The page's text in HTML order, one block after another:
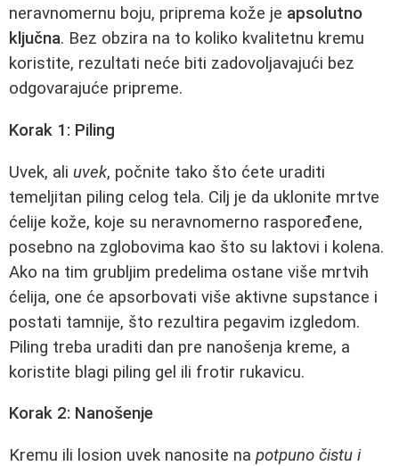
neravnomernu boju, priprema kože je apsolutno
ključna. Bez obzira na to koliko kvalitetnu kremu
koristite, rezultati neće biti zadovoljavajući bez
odgovarajuće pripreme.
Korak 1: Piling
Uvek, ali uvek, počnite tako što ćete uraditi
temeljitan piling celog tela. Cilj je da uklonite mrtve
ćelije kože, koje su neravnomerno raspoređene,
posebno na zglobovima kao što su laktovi i kolena.
Ako na tim grubljim predelima ostane više mrtvih
ćelija, one će apsorbovati više aktivne supstance i
postati tamnije, što rezultira pegavim izgledom.
Piling treba uraditi dan pre nanošenja kreme, a
koristite blagi piling gel ili frotir rukavicu.
Korak 2: Nanošenje
Kremu ili losion uvek nanosite na potpuno čistu i